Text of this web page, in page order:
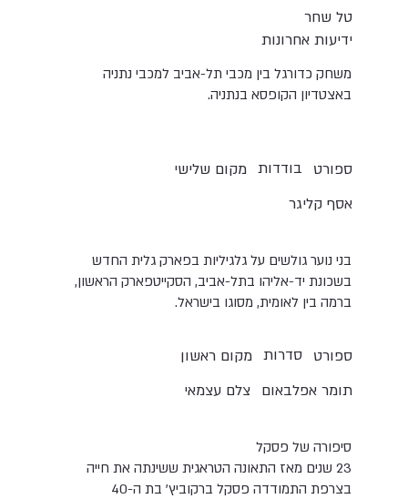
טל שחר
ידיעות אחרונות
משחק כדורגל בין מכבי תל-אביב למכבי נתניה
באצטדיון הקופסא בנתניה.
מקום שלישי בודדות
ספורט
אסף קליגר
בני נוער גולשים על גלגיליות בפארק גלית החדש
בשכונת יד-אליהו בתל-אביב, הסקייטפארק הראשון,
ברמה בין לאומית, מסוגו בישראל.
מקום ראשון סדרות ספורט
צלם עצמאי תומר אפלבאום
סיפורה של פסקל
23 שנים מאז התאונה הטראגית ששינתה את חייה
בצרפת התמודדה פסקל ברקוביץ' בת ה-40